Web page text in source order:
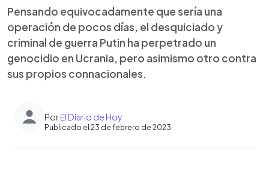
Pensando equivocadamente que sería una
operación de pocos días, el desquiciado y
criminal de guerra Putin ha perpetrado un
genocidio en Ucrania, pero asimismo otro contra
sus propios connacionales.
PorEl Diario de Hoy
Publicado el 23 de febrero de 2023